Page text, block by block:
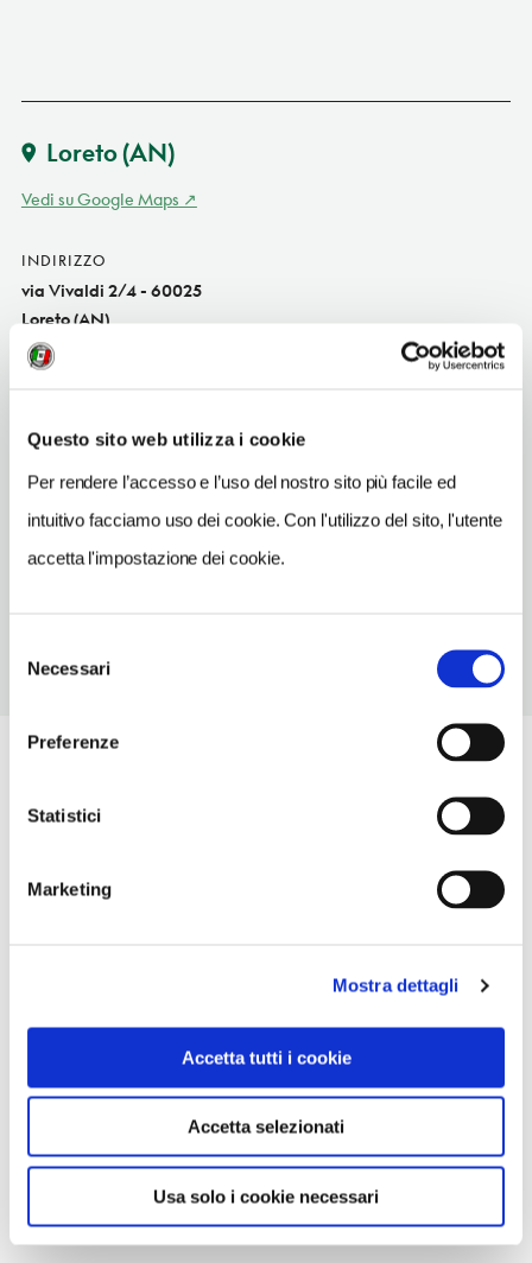
Questo sito web utilizza i cookie
Per rendere l’accesso e l’uso del nostro sito più facile ed
intuitivo facciamo uso dei cookie. Con l'utilizzo del sito, l'utente
accetta l'impostazione dei cookie.
delNecessari
Preferenze
Statistici
Marketing
Mostra dettagli
Accetta tutti i cookie
Accetta selezionati
Usa solo i cookie necessari
Loreto(AN)
Vedi su Google Maps
INDIRIZZO
via Vivaldi 2/4 - 60025
Loreto (AN)
Marche IT
INDIRIZZO EMAIL
TELEFONO